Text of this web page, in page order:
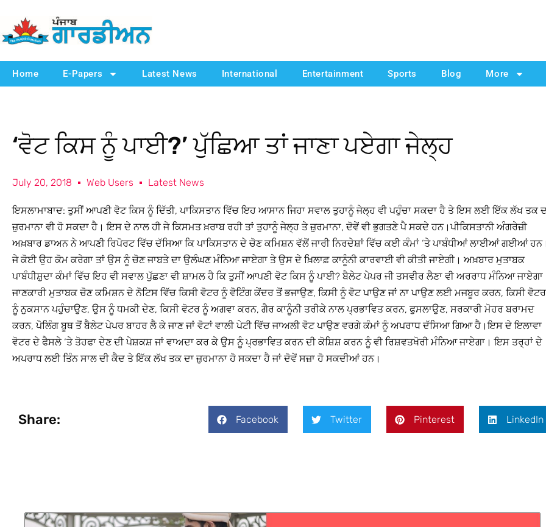
Home E-Papers Latest News International Entertainment Sports Blog More
‘ਵੋਟ ਕਿਸ ਨੂੰ ਪਾਈ?’ ਪੁੱਛਿਆ ਤਾਂ ਜਾਣਾ ਪਏਗਾ ਜੇਲ੍ਹ
July 20, 2018 Web Users Latest News
ਇਸਲਾਮਾਬਾਦ: ਤੁਸੀਂ ਆਪਣੀ ਵੋਟ ਕਿਸ ਨੂੰ ਦਿੱਤੀ, ਪਾਕਿਸਤਾਨ ਵਿੱਚ ਇਹ ਆਸਾਨ ਜਿਹਾ ਸਵਾਲ ਤੁਹਾਨੂੰ ਜੇਲ੍ਹ ਵੀ ਪਹੁੰਚਾ ਸਕਦਾ ਹੈ ਤੇ ਇਸ ਲਈ ਇੱਕ ਲੱਖ ਤਕ
ਜ਼ੁਰਮਾਨਾ ਵੀ ਹੋ ਸਕਦਾ ਹੈ। ਇਸ ਦੇ ਨਾਲ ਹੀ ਜੇ ਕਿਸਮਤ ਖ਼ਰਾਬ ਰਹੀ ਤਾਂ ਤੁਹਾਨੂੰ ਜੇਲ੍ਹ ਤੇ ਜ਼ੁਰਮਾਨਾ, ਦੋਵੇਂ ਵੀ ਭੁਗਤਣੇ ਪੈ ਸਕਦੇ ਹਨ।ਪੀਕਿਸਤਾਨੀ ਅੰਗਰੇਜ਼ੀ
ਅਖ਼ਬਾਰ ਡਾਅਨ ਨੇ ਆਪਣੀ ਰਿਪੋਰਟ ਵਿੱਚ ਦੱਸਿਆ ਕਿ ਪਾਕਿਸਤਾਨ ਦੇ ਚੋਣ ਕਮਿਸ਼ਨ ਵੱਲੋਂ ਜਾਰੀ ਨਿਰਦੇਸ਼ਾਂ ਵਿੱਚ ਕਈ ਕੰਮਾਂ ‘ਤੇ ਪਾਬੰਧੀਆਂ ਲਾਈਆਂ ਗਈਆਂ
ਜੇ ਕੋਈ ਉਹ ਕੋਮ ਕਰੇਗਾ ਤਾਂ ਉਸ ਨੂੰ ਚੋਣ ਜਾਬਤੇ ਦਾ ਉਲੰਘਣ ਮੰਨਿਆ ਜਾਏਗਾ ਤੇ ਉਸ ਦੇ ਖ਼ਿਲਾਫ਼ ਕਾਨੂੰਨੀ ਕਾਰਵਾਈ ਵੀ ਕੀਤੀ ਜਾਏਗੀ। ਅਖ਼ਬਾਰ ਮੁਤਾਬਕ
ਪਾਬੰਧੀਸ਼ੁਦਾ ਕੰਮਾਂ ਵਿੱਚ ਇਹ ਵੀ ਸਵਾਲ ਪੁੱਛਣਾ ਵੀ ਸ਼ਾਮਲ ਹੈ ਕਿ ਤੁਸੀਂ ਆਪਣੀ ਵੋਟ ਕਿਸ ਨੂੰ ਪਾਈ? ਬੈਲੇਟ ਪੇਪਰ ਜੀ ਤਸਵੀਰ ਲੈਣਾ ਵੀ ਅਰਰਾਧ ਮੰਨਿਆ
ਜਾਣਕਾਰੀ ਮੁਤਾਬਕ ਚੋਣ ਕਮਿਸ਼ਨ ਦੇ ਨੋਟਿਸ ਵਿੱਚ ਕਿਸੀ ਵੋਟਰ ਨੂੰ ਵੋਟਿੰਗ ਕੇਂਦਰ ਤੋਂ ਭਜਾਉਣ, ਕਿਸੀ ਨੂੰ ਵੋਟ ਪਾਉਣ ਜਾਂ ਨਾ ਪਾਉਣ ਲਈ ਮਜਬੂਰ ਕਰਨ, ਕਿਸੀ ਵੋਟਰ
ਨੂੰ ਨੁਕਸਾਨ ਪਹੁੰਚਾਉਣ, ਉਸ ਨੂੰ ਧਮਕੀ ਦੇਣ, ਕਿਸੀ ਵੋਟਰ ਨੂੰ ਅਗਵਾ ਕਰਨ, ਗੈਰ ਕਾਨੂੰਨੀ ਤਰੀਕੇ ਨਾਲ ਪ੍ਰਭਾਵਿਤ ਕਰਨ, ਫੁਸਲਾਉਣ, ਸਰਕਾਰੀ ਮੋਹਰ ਬਰਾਮਦ
ਕਰਨ, ਪੋਲਿੰਗ ਬੂਥ ਤੋਂ ਬੈਲੇਟ ਪੇਪਰ ਬਾਹਰ ਲੈ ਕੇ ਜਾਣ ਜਾਂ ਵੋਟਾਂ ਵਾਲੀ ਪੇਟੀ ਵਿੱਚ ਜਾਅਲੀ ਵੋਟ ਪਾਉਣ ਵਰਗੇ ਕੰਮਾਂ ਨੂੰ ਅਪਰਾਧ ਦੱਸਿਆ ਗਿਆ ਹੈ।ਇਸ ਦੇ ਇਲਾਵਾ
ਵੋਟਰ ਦੇ ਫੈਸਲੇ ‘ਤੇ ਤੋਹਫਾ ਦੇਣ ਦੀ ਪੇਸ਼ਕਸ਼ ਜਾਂ ਵਾਅਦਾ ਕਰ ਕੇ ਉਸ ਨੂੰ ਪ੍ਰਭਾਵਿਤ ਕਰਨ ਦੀ ਕੋਸ਼ਿਸ਼ ਕਰਨ ਨੂੰ ਵੀ ਰਿਸ਼ਵਤਖੋਰੀ ਮੰਨਿਆ ਜਾਏਗਾ। ਇਸ ਤਰ੍ਹਾਂ ਦੇ
ਅਪਰਾਧ ਲਈ ਤਿੰਨ ਸਾਲ ਦੀ ਕੈਦ ਤੇ ਇੱਕ ਲੱਖ ਤਕ ਦਾ ਜ਼ੁਰਮਾਨਾ ਹੋ ਸਕਦਾ ਹੈ ਜਾਂ ਦੋਵੇਂ ਸਜ਼ਾ ਹੋ ਸਕਦੀਆਂ ਹਨ।
Share: Facebook Twitter Pinterest LinkedIn